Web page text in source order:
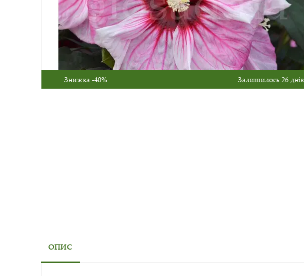
Знижка -40% Залишилось 26 днів
ОПИС